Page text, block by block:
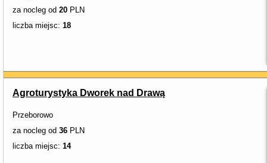
za nocleg od 20 PLN
liczba miejsc: 18
Agroturystyka Dworek nad Drawą
Przeborowo
za nocleg od 36 PLN
liczba miejsc: 14